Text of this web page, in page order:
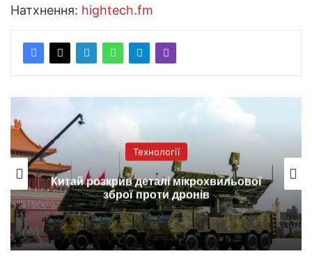
Натхнення: hightech.fm
Технології
Китай розкрив деталі мікрохвильової
зброї проти дронів